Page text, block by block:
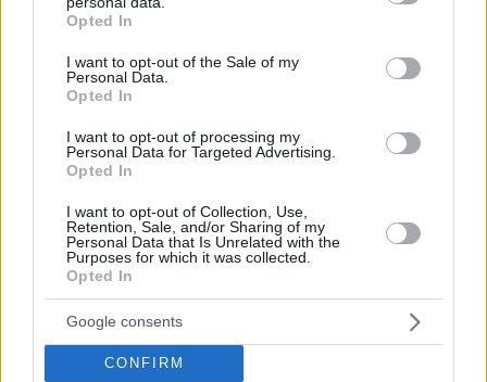
grant or deny consent to Google and its third-party tags to
use your data for below specified purposes in below Google
consent section.
Opted In
I want to opt-out of the Sale of my
Personal Data.
Opted In
I want to opt-out of processing my
Personal Data for Targeted Advertising.
Opted In
I want to opt-out of Collection, Use,
Retention, Sale, and/or Sharing of my
Personal Data that Is Unrelated with the
Purposes for which it was collected.
Opted In
Google consents
CONFIRM
26χρονου Αφγανού που σκότωσε τη Βρετανίδα
στην Κυψέλη